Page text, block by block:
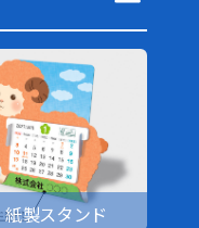
紙製スタンド